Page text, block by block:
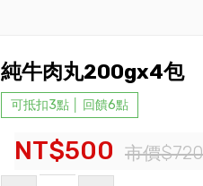
純牛肉丸200gx4包
可抵扣3點 │ 回饋6點
NT$500 市價$720